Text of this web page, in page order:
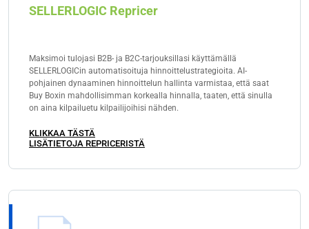
SELLERLOGIC Repricer
Maksimoi tulojasi B2B- ja B2C-tarjouksillasi käyttämällä
SELLERLOGICin automatisoituja hinnoittelustrategioita. AI-
pohjainen dynaaminen hinnoittelun hallinta varmistaa, että saat
Buy Boxin mahdollisimman korkealla hinnalla, taaten, että sinulla
on aina kilpailuetu kilpailijoihisi nähden.
KLIKKAA TÄSTÄ
LISÄTIETOJA REPRICERISTÄ